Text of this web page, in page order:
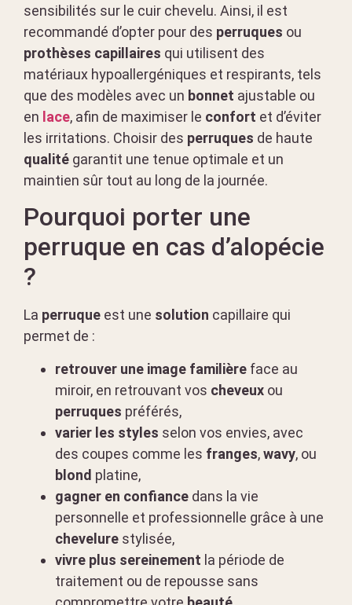
sensibilités sur le cuir chevelu. Ainsi, il est
recommandé d’opter pour des perruques ou
prothèses capillaires qui utilisent des
matériaux hypoallergéniques et respirants, tels
que des modèles avec un bonnet ajustable ou
en lace, afin de maximiser le confort et d’éviter
les irritations. Choisir des perruques de haute
qualité garantit une tenue optimale et un
maintien sûr tout au long de la journée.
Pourquoi porter une
perruque en cas d’alopécie
?
La perruque est une solution capillaire qui
permet de :
retrouver une image familière face au
miroir, en retrouvant vos cheveux ou
perruques préférés,
varier les styles selon vos envies, avec
des coupes comme les franges,wavy, ou
blond platine,
gagner en confiance dans la vie
personnelle et professionnelle grâce à une
chevelure stylisée,
vivre plus sereinement la période de
traitement ou de repousse sans